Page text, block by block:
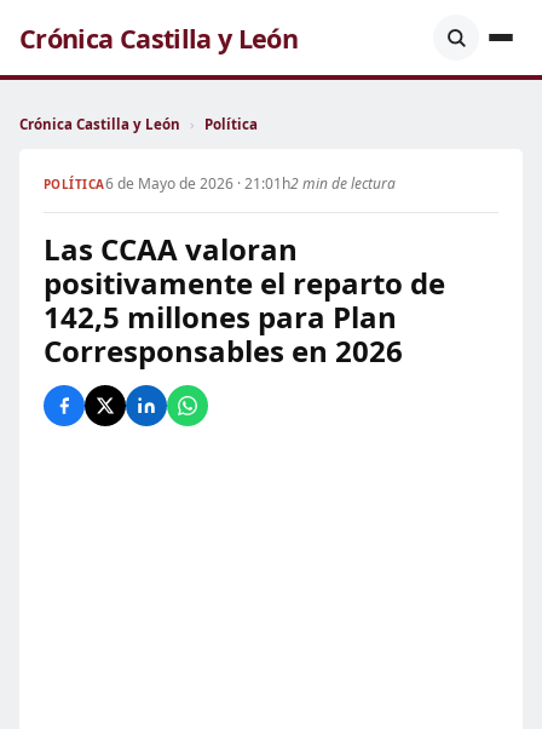
Crónica Castilla y León
Crónica Castilla y León › Política
POLÍTICA6 de Mayo de 2026 · 21:01h2 min de lectura
Las CCAA valoran
positivamente el reparto de
142,5 millones para Plan
Corresponsables en 2026